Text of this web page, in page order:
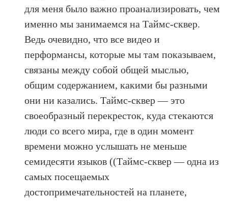
для меня было важно проанализировать, чем
именно мы занимаемся на Таймс-сквер.
Ведь очевидно, что все видео и
перформансы, которые мы там показываем,
связаны между собой общей мыслью,
общим содержанием, какими бы разными
они ни казались. Таймс-сквер — это
своеобразный перекресток, куда стекаются
люди со всего мира, где в один момент
времени можно услышать не меньше
семидесяти языков ((Таймс-сквер — одна из
самых посещаемых
достопримечательностей на планете,